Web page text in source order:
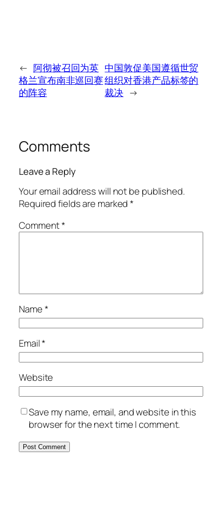
← 阿彻被召回为英
格兰宣布南非巡回赛
的阵容
中国敦促美国遵循世贸
组织对香港产品标签的
裁决 →
Comments
Leave a Reply
Your email address will not be published.
Required fields are marked*
Comment*
Name*
Email*
Website
Save my name, email, and website in this
browser for the next time I comment.